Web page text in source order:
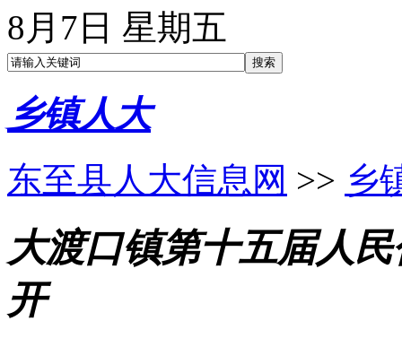
8月7日 星期五
乡镇人大
东至县人大信息网 >> 乡
大渡口镇第十五届人
开